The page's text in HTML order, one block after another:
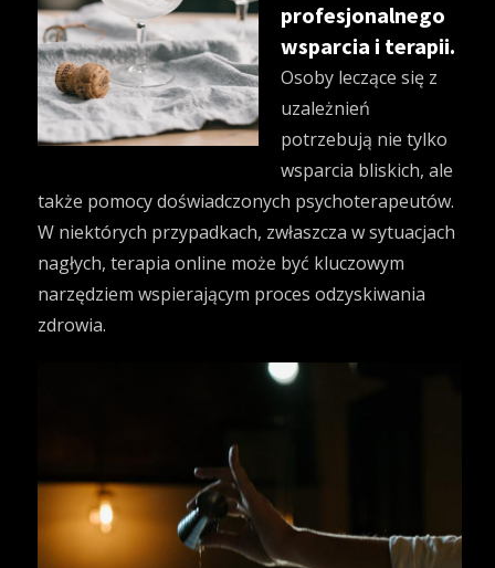
profesjonalnego
wsparcia i terapii.
Osoby leczące się z
uzależnień
potrzebują nie tylko
wsparcia bliskich, ale
także pomocy doświadczonych psychoterapeutów.
W niektórych przypadkach, zwłaszcza w sytuacjach
nagłych, terapia online może być kluczowym
narzędziem wspierającym proces odzyskiwania
zdrowia.